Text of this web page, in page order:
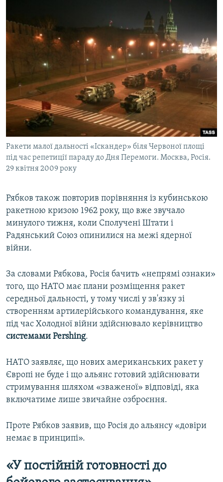
Ракети малої дальності «Іскандер» біля Червоної площі
під час репетиції параду до Дня Перемоги. Москва, Росія.
29 квітня 2009 року
Рябков також повторив порівняння із кубинською
ракетною кризою 1962 року, що вже звучало
минулого тижня, коли Сполучені Штати і
Радянський Союз опинилися на межі ядерної
війни.
За словами Рябкова, Росія бачить «непрямі ознаки»
того, що НАТО має плани розміщення ракет
середньої дальності, у тому числі у зв'язку зі
створенням артилерійського командування, яке
під час Холодної війни здійснювало керівництво
системами Pershing.
НАТО заявляє, що нових американських ракет у
Європі не буде і що альянс готовий здійснювати
стримування шляхом «зваженої» відповіді, яка
включатиме лише звичайне озброєння.
Проте Рябков заявив, що Росія до альянсу «довіри
немає в принципі».
«У постійній готовності до